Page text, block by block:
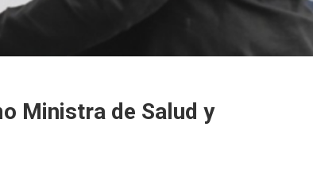
Ministra de Salud y